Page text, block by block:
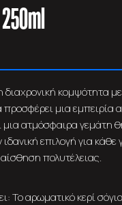
κομψότητα
προσφέρει μια εμπειρία
ατμόσφαιρα γεμάτη
επιλογή για
πολυτέλειας.
Το αρωματικό κερί